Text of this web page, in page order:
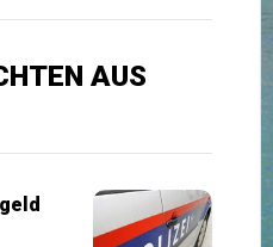
AUS